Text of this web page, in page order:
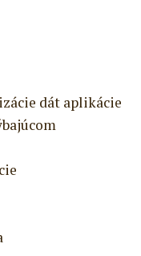
dát aplikácie